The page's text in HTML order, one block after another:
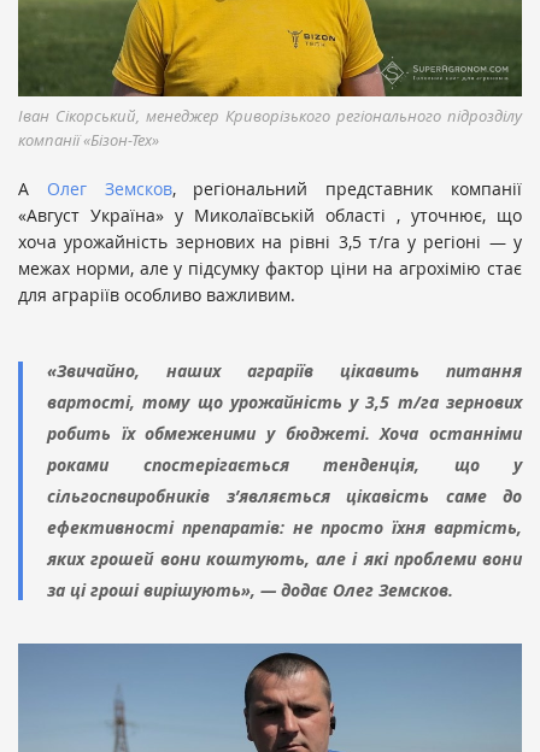
Іван Сікорський, менеджер Криворізького регіонального підрозділу
компанії «Бізон-Тех»
А Олег Земсков, регіональний представник компанії
«Август Україна» у Миколаївській області , уточнює, що
хоча урожайність зернових на рівні 3,5 т/га у регіоні — у
межах норми, але у підсумку фактор ціни на агрохімію стає
для аграріїв особливо важливим.
«Звичайно, наших аграріїв цікавить питання
вартості, тому що урожайність у 3,5 т/га зернових
робить їх обмеженими у бюджеті. Хоча останніми
роками спостерігається тенденція, що у
сільгоспвиробників з’являється цікавість саме до
ефективності препаратів: не просто їхня вартість,
яких грошей вони коштують, але і які проблеми вони
за ці гроші вирішують», — додає Олег Земсков.